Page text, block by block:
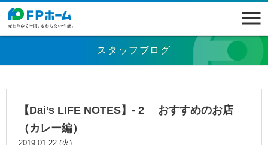
スタッフブログ
【Dai’s LIFE NOTES】- 2 おすすめのお店
（カレー編）
2019.01.22 (火)